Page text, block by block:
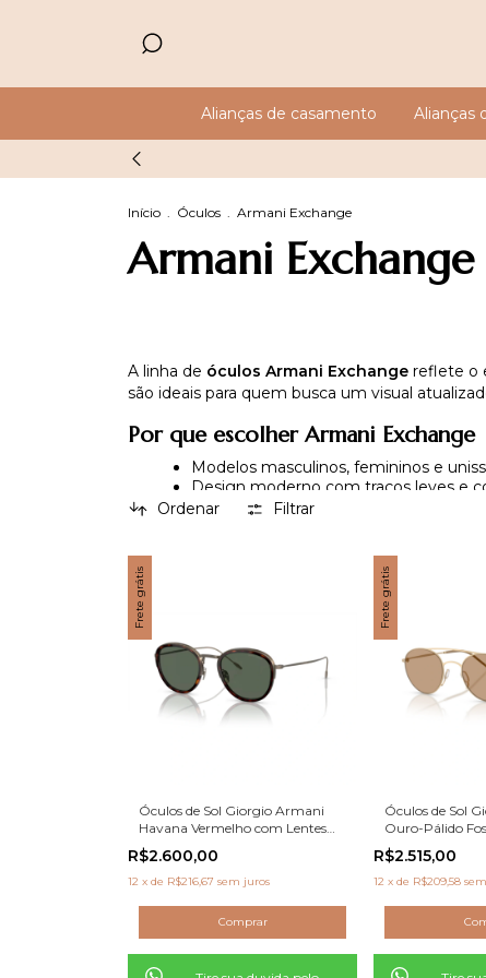
Alianças de casamento Alianças
Início . Óculos . Armani Exchange
Armani Exchange
A linha de óculos Armani Exchange reflete o espírito
Por que escolher Armani Exchange
Modelos masculinos, femininos e
Design moderno com traços leves e
Excelente relação entre qualidade,
Explore os
óculos Armani Exchange originais
Ordenar Filtrar
Frete grátis
Óculos de Sol Giorgio Armani
Havana Vermelho com Lentes
Verdes
R$2.600,00
12 x de R$216,67 sem juros
Frete grátis
Óculos de Sol
Ouro-Pálido
Marrom-Claro
R$2.515,00
12 x de R$209,58